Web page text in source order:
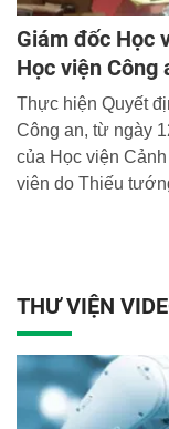
Giám đốc Học
Học viện Công
Thực hiện Quyết
Công an, từ ngày
của Học viện
viên do Thiếu
tại Học viện Công
THƯ VIỆN